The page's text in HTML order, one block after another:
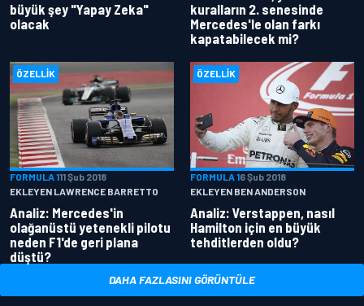
büyük şey "Yapay Zeka"
olacak
kuralların 2. senesinde
Mercedes'le olan farkı
kapatabilecek mi?
ÖZELLIK
FORMULA 111 Şub 2018
EKLEYEN LAWRENCE BARRETTO
Analiz: Mercedes'in
olağanüstü yetenekli pilotu
neden F1'de geri plana
düştü?
ÖZELLIK
FORMULA 16 Şub 2018
EKLEYEN BEN ANDERSON
Analiz: Verstappen, nasıl
Hamilton için en büyük
tehditlerden oldu?
DAHA FAZLASINI GÖRÜNTÜLE